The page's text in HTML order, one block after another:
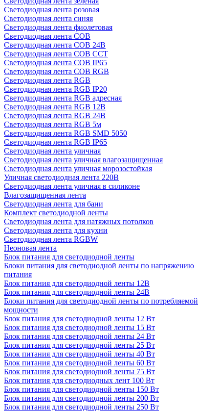
Светодиодная лента розовая
Светодиодная лента синяя
Светодиодная лента фиолетовая
Светодиодная лента COB
Светодиодная лента COB 24В
Светодиодная лента COB CCT
Светодиодная лента COB IP65
Светодиодная лента COB RGB
Светодиодная лента RGB
Светодиодная лента RGB IP20
Светодиодная лента RGB адресная
Светодиодная лента RGB 12В
Светодиодная лента RGB 24В
Светодиодная лента RGB 5м
Светодиодная лента RGB SMD 5050
Светодиодная лента RGB IP65
Светодиодная лента уличная
Светодиодная лента уличная влагозащищенная
Светодиодная лента уличная морозостойкая
Уличная светодиодная лента 220В
Светодиодная лента уличная в силиконе
Влагозащищенная лента
Светодиодная лента для бани
Комплект светодиодной ленты
Светодиодная лента для натяжных потолков
Светодиодная лента для кухни
Светодиодная лента RGBW
Неоновая лента
Блок питания для светодиодной ленты
Блоки питания для светодиодной ленты по напряжению
питания
Блок питания для светодиодной ленты 12В
Блок питания для светодиодной ленты 24В
Блоки питания для светодиодной ленты по потребляемой
мощности
Блок питания для светодиодной ленты 12 Вт
Блок питания для светодиодной ленты 15 Вт
Блок питания для светодиодной ленты 24 Вт
Блок питания для светодиодной ленты 25 Вт
Блок питания для светодиодной ленты 40 Вт
Блок питания для светодиодной ленты 60 Вт
Блок питания для светодиодной ленты 75 Вт
Блок питания для светодиодных лент 100 Вт
Блок питания для светодиодной ленты 150 Вт
Блок питания для светодиодной ленты 200 Вт
Блок питания для светодиодной ленты 250 Вт